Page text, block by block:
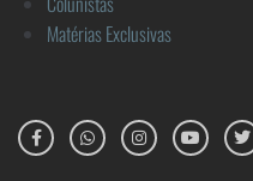
Matérias Exclusivas